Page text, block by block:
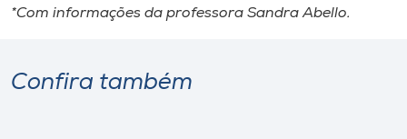
*Com informações da professora Sandra Abello.
Confira também